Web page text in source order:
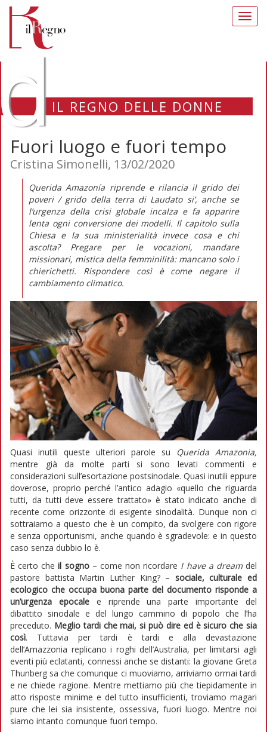
IL REGNO DELLE DONNE
Fuori luogo e fuori tempo
Cristina Simonelli, 13/02/2020
Querida Amazonía riprende e rilancia il grido dei
poveri / grido della terra di Laudato si’, anche se
l’urgenza della crisi globale incalza e fa apparire
lenta ogni conversione dei modelli. Il capitolo sulla
Chiesa e la sua ministerialità invece cosa e chi
ascolta? Pregare per le vocazioni, mandare
missionari, mistica della femminilità: mancano solo i
chierichetti. Rispondere così è come negare il
cambiamento climatico.
Quasi inutili queste ulteriori parole su
Querida Amazonia,
mentre già da molte parti si sono levati commenti e
considerazioni sull’esortazione postsinodale. Quasi inutili eppure
doverose, proprio perché l’antico adagio «quello che riguarda
tutti, da tutti deve essere trattato» è stato indicato anche di
recente come orizzonte di esigente sinodalità. Dunque non ci
sottraiamo a questo che è un compito, da svolgere con rigore
e senza opportunismi, anche quando è sgradevole: e in questo
caso senza dubbio lo è.
È certo cheil sogno– come non ricordare I have a dreamdel
pastore battista Martin Luther King? – sociale, culturale ed
ecologico che occupa buona parte del documento risponde a
un’urgenza epocalee riprende una parte importante del
dibattito sinodale e del lungo cammino di popolo che l’ha
preceduto. Meglio tardi che mai, si può dire ed è sicuro che sia
così. Tuttavia per tardi è tardi e alla devastazione
dell’Amazzonia replicano i roghi dell’Australia, per limitarsi agli
eventi più eclatanti, connessi anche se distanti: la giovane Greta
Thunberg sa che comunque ci muoviamo, arriviamo ormai tardi
e ne chiede ragione. Mentre mettiamo più che tiepidamente in
atto risposte minime e del tutto insufficienti, troviamo magari
pure che lei sia insistente, ossessiva, fuori luogo. Mentre noi
siamo intanto comunque fuori tempo.